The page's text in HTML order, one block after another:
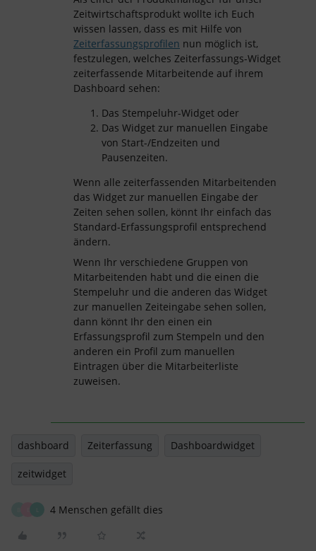
Zeitwirtschaftsprodukt wollte ich Euch
wissen lassen, dass es mit Hilfe von
Zeiterfassungsprofilen nun möglich ist,
festzulegen, welches Zeiterfassungs-Widget
zeiterfassende Mitarbeitende auf ihrem
Dashboard sehen:
Das Stempeluhr-Widget oder
Das Widget zur manuellen Eingabe
von Start-/Endzeiten und
Pausenzeiten.
Wenn alle zeiterfassenden Mitarbeitenden
das Widget zur manuellen Eingabe der
Zeiten sehen sollen, könnt Ihr einfach das
Standard-Erfassungsprofil entsprechend
ändern.
Wenn Ihr verschiedene Gruppen von
Mitarbeitenden habt und die einen die
Stempeluhr und die anderen das Widget
zur manuellen Zeiteingabe sehen sollen,
dann könnt Ihr den einen ein
Erfassungsprofil zum Stempeln und den
anderen ein Profil zum manuellen
Eintragen über die Mitarbeiterliste
zuweisen.
dashboard Zeiterfassung Dashboardwidget
zeitwidget
4 Menschen gefällt dies